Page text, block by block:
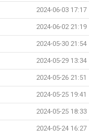
2024-06-03 17:17
2024-06-02 21:19
2024-05-30 21:54
2024-05-29 13:34
2024-05-26 21:51
2024-05-25 19:41
2024-05-25 18:33
2024-05-24 16:27